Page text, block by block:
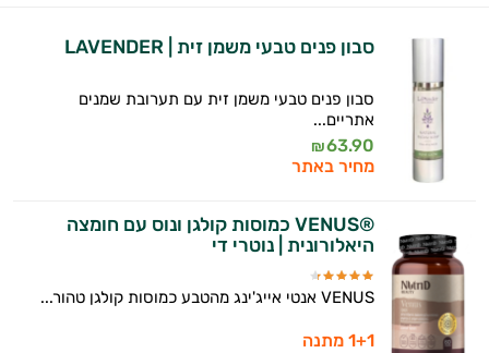
סבון פנים טבעי משמן זית | LAVENDER
סבון פנים טבעי משמן זית עם תערובת שמנים
אתריים...
63.90
₪
מחיר באתר
®VENUS כמוסות קולגן ונוס עם חומצה
היאלורונית | נוטרי די
VENUS אנטי אייג'ינג מהטבע כמוסות קולגן טהור...
1+1 מתנה
עובדים יחד כדי למקסם תוצאות גם בחיי היום
המטרה שלי היא להתאים עבורך המלצות
אישיות מבוססות מדעית.
זה הזמן להתחיל. איך אוכל לעזור?